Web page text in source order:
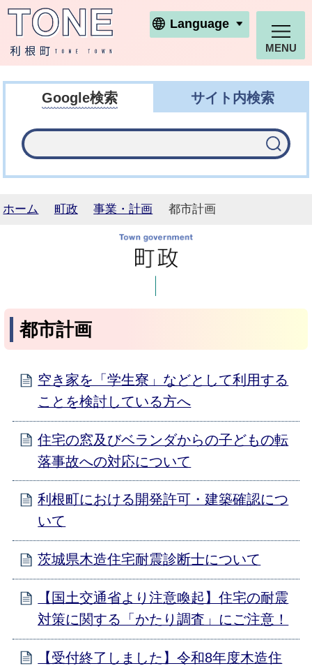
利根町ホームページ
Language
MENU
Google検索 サイト内検索
ホーム 町政 事業・計画 都市計画
都市計画
空き家を「学生寮」などとして利用する
ことを検討している方へ
住宅の窓及びベランダからの子どもの転
落事故への対応について
利根町における開発許可・建築確認につ
いて
茨城県木造住宅耐震診断士について
【国土交通省より注意喚起】住宅の耐震
対策に関する「かたり調査」にご注意！
【受付終了しました】令和8年度木造住